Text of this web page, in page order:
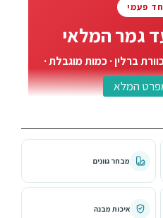
מבחר גוונים
איכות מבנה
פעמי
גמר המלאי
אופיר רוחב 140 + כוורת ברלין · כמות מוגבלת ·
עכשיו
שולחן כתיבה אופיר רוחב 140 + כוורת ברלין –
ילדים ונוער
שולחן כתיבה אופיר ברוחב 140 ס"מ מגיע יחד עם כוורת ברלין –
לימודים שלם ומעוצב
לחדר של הילד או הנער. משטח עבודה גדול, 2 מגירות רחבות